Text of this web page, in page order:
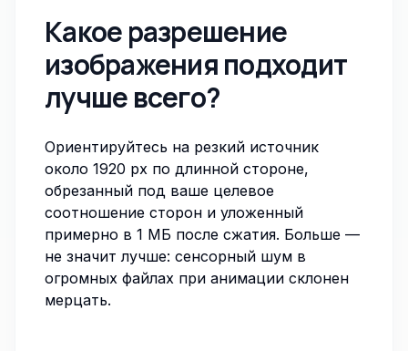
Какое разрешение
изображения подходит
лучше всего?
Ориентируйтесь на резкий источник
около 1920 px по длинной стороне,
обрезанный под ваше целевое
соотношение сторон и уложенный
примерно в 1 МБ после сжатия. Больше —
не значит лучше: сенсорный шум в
огромных файлах при анимации склонен
мерцать.